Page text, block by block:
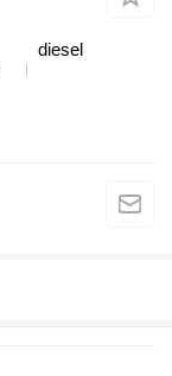
diesel